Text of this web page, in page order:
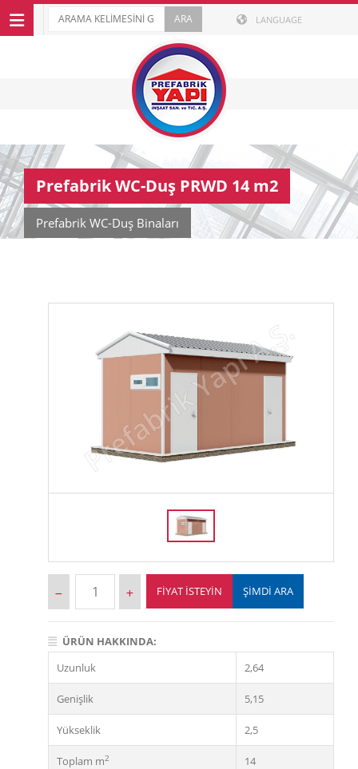
LANGUAGE
Prefabrik WC-Duş PRWD 14 m2
Prefabrik WC-Duş Binaları
FIYAT İSTEYIN ŞİMDİ ARA
ÜRÜN HAKKINDA:
Uzunluk
2,64
Genişlik 5,15
Yükseklik 2,5
Toplam m2 14